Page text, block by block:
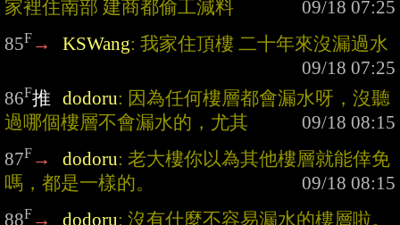
家裡住南部 建商都偷工減料
85F → KSWang: 我家住頂樓 二十年來沒漏過水
86F推 dodoru: 因為任何樓層都會漏水呀，沒聽
過哪個樓層不會漏水的，尤其
87F → dodoru: 老大樓你以為其他樓層就能倖免
嗎，都是一樣的。
88F → dodoru: 沒有什麼不容易漏水的樓層啦。